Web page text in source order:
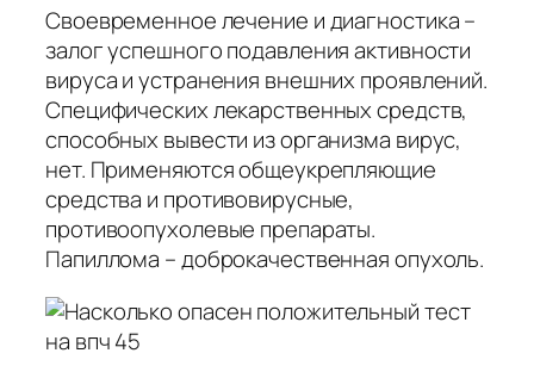
Своевременное лечение и диагностика –
залог успешного подавления активности
вируса и устранения внешних проявлений.
Специфических лекарственных средств,
способных вывести из организма вирус,
нет. Применяются общеукрепляющие
средства и противовирусные,
противоопухолевые препараты.
Папиллома – доброкачественная опухоль.